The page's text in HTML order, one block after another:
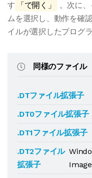
す
「で開く」
。次に
ムを選択し、動作を確
イルが選択したプログ
同様のファイル
.DTファイル拡張子
.DT0ファイル拡張子
.DT1ファイル拡張子
.DT2ファイル
拡張子